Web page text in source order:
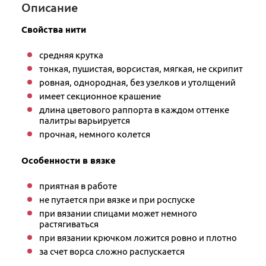
Описание
Свойства нити
средняя крутка
тонкая, пушистая, ворсистая, мягкая, не скрипит
ровная, однородная, без узелков и утолщений
имеет секционное крашение
длина цветового раппорта в каждом оттенке
палитры варьируется
прочная, немного колется
Особенности в вязке
приятная в работе
не путается при вязке и при роспуске
при вязании спицами может немного
растягиваться
при вязании крючком ложится ровно и плотно
за счет ворса сложно распускается